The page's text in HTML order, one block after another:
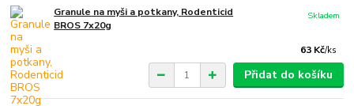
Granule na myši a potkany, Rodenticid
BROS 7x20g
63 Kč/ks
Skladem
Přidat do košíku